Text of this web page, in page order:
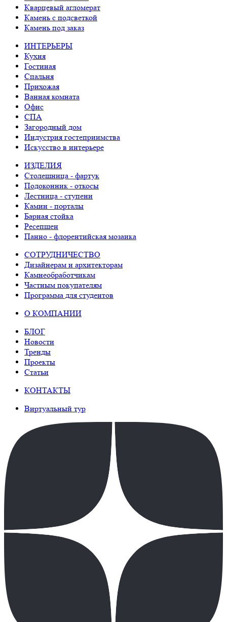
Кварцевый агломерат
Камень с подсветкой
Камень под заказ
ИНТЕРЬЕРЫ
Кухня
Гостиная
Спальня
Прихожая
Ванная комната
Офис
СПА
Загородный дом
Индустрия гостеприимства
Искусство в интерьере
ИЗДЕЛИЯ
Столешница - фартук
Подоконник - откосы
Лестница - ступени
Камин - порталы
Барная стойка
Ресепшен
Панно - флорентийская мозаика
СОТРУДНИЧЕСТВО
Дизайнерам и архитекторам
Камнеобработчикам
Частным покупателям
Программа для студентов
О КОМПАНИИ
БЛОГ
Новости
Тренды
Проекты
Статьи
КОНТАКТЫ
Виртуальный тур